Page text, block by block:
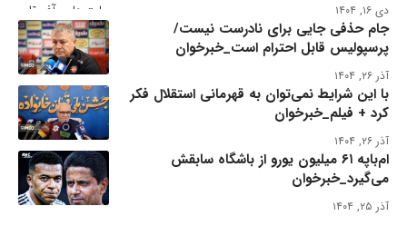
دی ۱۶, ۱۴۰۴
جام حذفی جایی برای نادرست نیست/
پرسپولیس قابل احترام است_خبرخوان
آذر ۲۶, ۱۴۰۴
با این شرایط نمی‌توان به قهرمانی استقلال فکر
کرد + فیلم_خبرخوان
آذر ۲۶, ۱۴۰۴
ام‌باپه ۶۱ میلیون یورو از باشگاه سابقش
می‌گیرد_خبرخوان
آذر ۲۵, ۱۴۰۴